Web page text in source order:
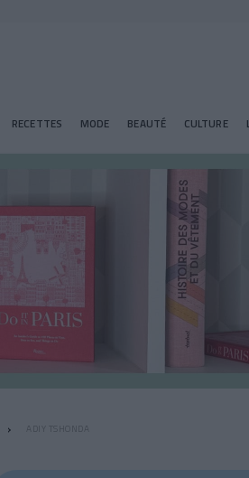
RECETTES MODE BEAUTÉ CULTURE
ADIY TSHONDA